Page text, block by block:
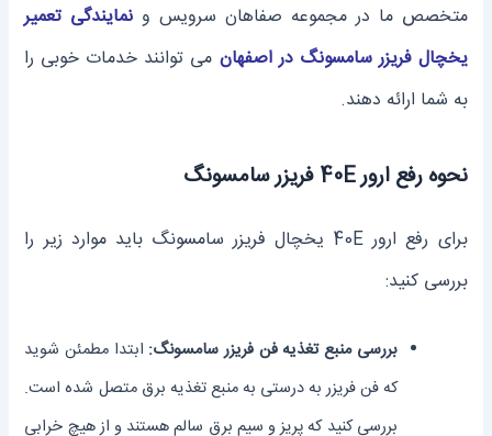
متخصص ما در مجموعه صفاهان سرویس و نمایندگی تعمیر
یخچال فریزر سامسونگ در اصفهان می توانند خدمات خوبی را
به شما ارائه دهند.
نحوه رفع ارور 40E فریزر سامسونگ
برای رفع ارور 40E یخچال فریزر سامسونگ باید موارد زیر را
بررسی کنید:
بررسی منبع تغذیه فن فریزر سامسونگ: ابتدا مطمئن شوید
که فن فریزر به درستی به منبع تغذیه برق متصل شده است.
بررسی کنید که پریز و سیم برق سالم هستند و از هیچ خرابی